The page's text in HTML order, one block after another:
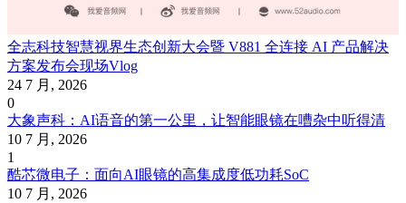
全志科技智慧视界生态创新大会暨 V881 全连接 AI 产品解决
方案发布会现场Vlog
24 7 月, 2026
0
大象声科：AI语音的第一公里，让智能眼镜在嘈杂中听得清
10 7 月, 2026
1
酷芯微电子：面向AI眼镜的高集成度低功耗SoC
10 7 月, 2026